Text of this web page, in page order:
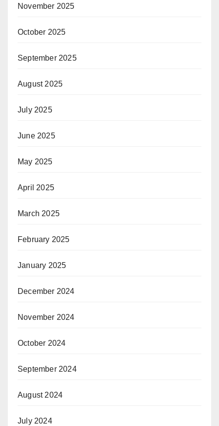
November 2025
October 2025
September 2025
August 2025
July 2025
June 2025
May 2025
April 2025
March 2025
February 2025
January 2025
December 2024
November 2024
October 2024
September 2024
August 2024
July 2024